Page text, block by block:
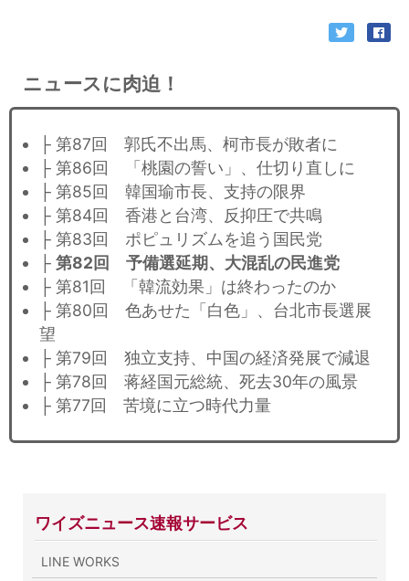
ニュースに肉迫！
├ 第87回 郭氏不出馬、柯市長が敗者に
├ 第86回 「桃園の誓い」、仕切り直しに
├ 第85回 韓国瑜市長、支持の限界
├ 第84回 香港と台湾、反抑圧で共鳴
├ 第83回 ポピュリズムを追う国民党
├ 第82回 予備選延期、大混乱の民進党
├ 第81回 「韓流効果」は終わったのか
├ 第80回 色あせた「白色」、台北市長選展
望
├ 第79回 独立支持、中国の経済発展で減退
├ 第78回 蒋経国元総統、死去30年の風景
├ 第77回 苦境に立つ時代力量
ワイズニュース速報サービス
LINE WORKS